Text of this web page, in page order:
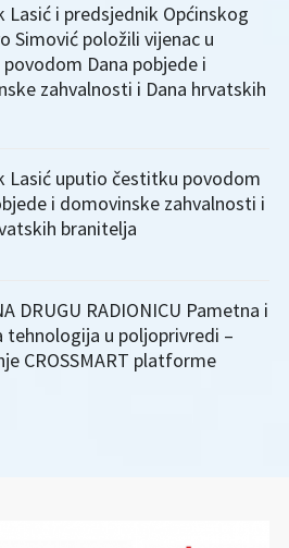
Lasić i predsjednik Općinskog
Simović položili vijenac u
povodom Dana pobjede i
zahvalnosti i Dana hrvatskih
Lasić uputio čestitku povodom
i domovinske zahvalnosti i
branitelja
DRUGU RADIONICU Pametna i
tehnologija u poljoprivredi –
CROSSMART platforme